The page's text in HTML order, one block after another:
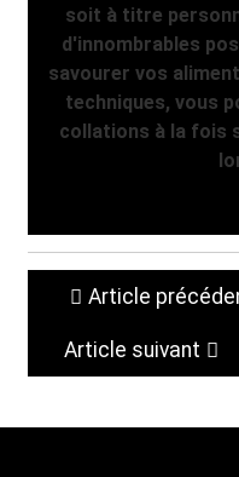
soit à titre
d'innombrables
savourer vos
techniques, vous
collations à la fois
Article
Article suivant